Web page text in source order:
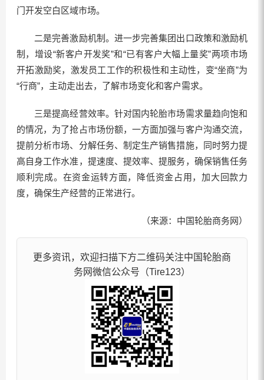
门开发空白区域市场。
二是完善激励机制。进一步完善集团出口政策和激励机
制，增设“新客户开发奖”和“已有客户大幅上量奖”两项市场
开拓激励奖，激发员工工作的积极性和主动性，变“坐商”为
“行商”，主动走出去，了解市场变化和客户需求。
三是提高经营效率。针对国内轮胎市场需求量趋向饱和
的情况，为了抢占市场份额，一方面加强与客户沟通交流，
提前分析市场、分解任务、制定生产销售措施，同时努力提
高自身工作水准，提速度、提效率、提服务，确保销售任务
顺利完成。在资金运转方面，降低资金占用，加大回款力
度，确保生产经营的正常进行。
（来源：中国轮胎商务网）
更多资讯，欢迎扫描下方二维码关注中国轮胎商
务网微信公众号（Tire123）